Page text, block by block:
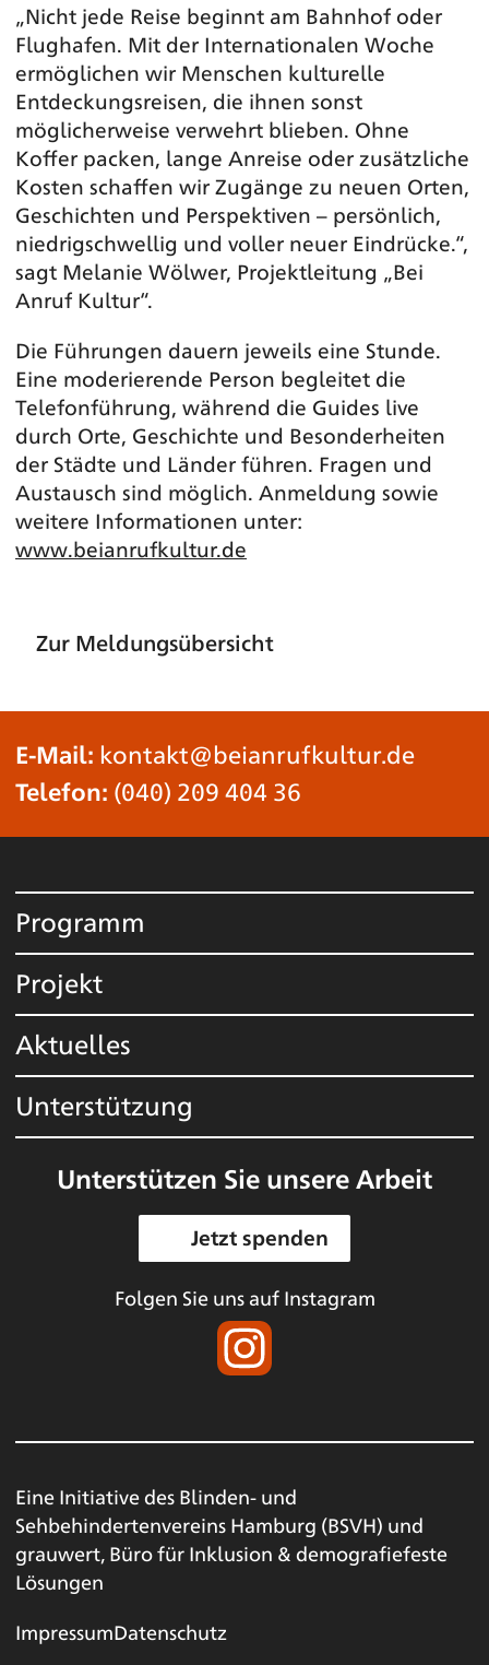
„Nicht jede Reise beginnt am Bahnhof oder
Flughafen. Mit der Internationalen Woche
ermöglichen wir Menschen kulturelle
Entdeckungsreisen, die ihnen sonst
möglicherweise verwehrt blieben. Ohne
Koffer packen, lange Anreise oder zusätzliche
Kosten schaffen wir Zugänge zu neuen Orten,
Geschichten und Perspektiven – persönlich,
niedrigschwellig und voller neuer Eindrücke.“,
sagt Melanie Wölwer, Projektleitung „Bei
Anruf Kultur“.
Die Führungen dauern jeweils eine Stunde.
Eine moderierende Person begleitet die
Telefonführung, während die Guides live
durch Orte, Geschichte und Besonderheiten
der Städte und Länder führen. Fragen und
Austausch sind möglich. Anmeldung sowie
weitere Informationen unter:
www.beianrufkultur.de
Zur Meldungsübersicht
E-Mail: kontakt@beianrufkultur.de
Telefon: (040) 209 404 36
Programm
Projekt
Aktuelles
Unterstützung
Unterstützen Sie unsere Arbeit
Jetzt spenden
Folgen Sie uns auf Instagram
Eine Initiative des Blinden- und
Sehbehindertenvereins Hamburg (BSVH) und
grauwert, Büro für Inklusion & demografiefeste
Lösungen
ImpressumDatenschutz